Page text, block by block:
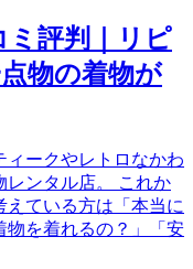
評判｜リピ
物の着物が
ィークやレトロなかわ
レンタル店。 これか
えている方は「本当に
物を着れるの？」「安